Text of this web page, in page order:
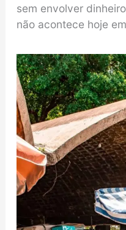
sem envolver
não acontece hoje